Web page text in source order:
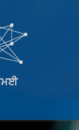
ਤੋਂ ਯੰਤਰ ਕੰਮ ਕਰਦਾ
ਦੇ ਲੈਣ-ਦੇਣ ਲਈ